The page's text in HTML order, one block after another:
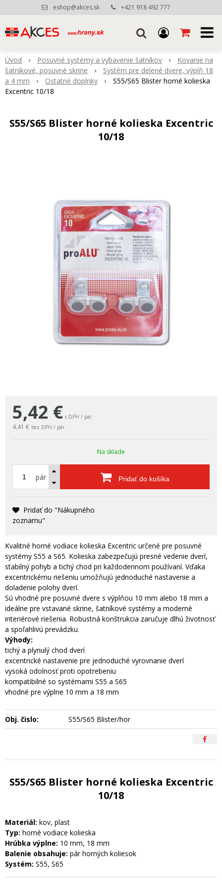
eshop@akces.sk +421 918 492 777
Úvod Posuvné systémy a vybavenie šatníkov
Kovanie na
šatníkové, posuvné skrine
Systém pre delené dvere, výplň 18
a 4 mm
Ostatné doplnky
S55/S65 Blister horné kolieska
Excentric 10/18
S55/S65 Blister horné kolieska Excentric
10/18
5,42 € s DPH / pár
4,41 € bez DPH / pár
Na sklade
pár Pridať do košíka
Pridať do "Nákupného
zoznamu"
Kvalitné horné vodiace kolieska Excentric určené pre posuvné
systémy S55 a S65. Kolieska zabezpečujú presné vedenie dverí,
stabilný pohyb a tichý chod pri každodennom používaní. Vďaka
excentrickému riešeniu umožňujú jednoduché nastavenie a
doladenie polohy dverí.
Sú vhodné pre posuvné dvere s výplňou 10 mm alebo 18 mm a
ideálne pre vstavané skrine, šatníkové systémy a moderné
interiérové riešenia. Robustná konštrukcia zaručuje dlhú životnosť
a spoľahlivú prevádzku.
Výhody:
tichý a plynulý chod dverí
excentrické nastavenie pre jednoduché vyrovnanie dverí
vysoká odolnosť proti opotrebeniu
kompatibilné so systémami S55 a S65
vhodné pre výplne 10 mm a 18 mm
Obj. čislo: S55/S65 Blister/hor
S55/S65 Blister horné kolieska Excentric
10/18
Materiál: kov, plast
Typ: horné vodiace kolieska
Hrúbka výplne: 10 mm, 18 mm
Balenie obsahuje: pár horných koliesok
Systém: S55, S65